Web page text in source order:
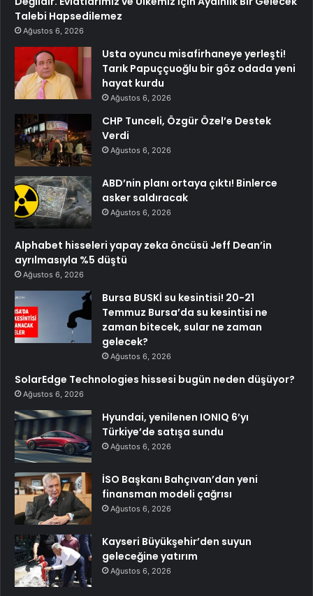
Talebi Hapsedilemez
Ağustos 6, 2026
Usta oyuncu misafirhaneye yerleşti!
Tarık Papuççuoğlu bir göz odada yeni
hayat kurdu
Ağustos 6, 2026
CHP Tunceli, Özgür Özel’e Destek
Verdi
Ağustos 6, 2026
ABD’nin planı ortaya çıktı! Binlerce
asker saldıracak
Ağustos 6, 2026
Alphabet hisseleri yapay zeka öncüsü Jeff Dean’in
ayrılmasıyla %5 düştü
Ağustos 6, 2026
Bursa BUSKİ su kesintisi! 20-21
Temmuz Bursa’da su kesintisi ne
zaman bitecek, sular ne zaman
gelecek?
Ağustos 6, 2026
SolarEdge Technologies hissesi bugün neden düşüyor?
Ağustos 6, 2026
Hyundai, yenilenen IONIQ 6’yı
Türkiye’de satışa sundu
Ağustos 6, 2026
İSO Başkanı Bahçıvan’dan yeni
finansman modeli çağrısı
Ağustos 6, 2026
Kayseri Büyükşehir’den suyun
geleceğine yatırım
Ağustos 6, 2026